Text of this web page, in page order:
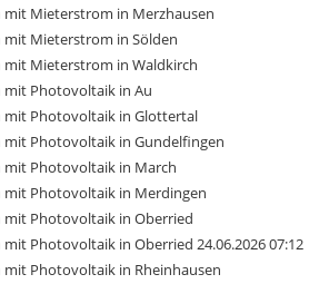
mit Mieterstrom in Merzhausen
mit Mieterstrom in Sölden
mit Mieterstrom in Waldkirch
mit Photovoltaik in Au
mit Photovoltaik in Glottertal
mit Photovoltaik in Gundelfingen
mit Photovoltaik in March
mit Photovoltaik in Merdingen
mit Photovoltaik in Oberried
Photovoltaik in Oberried 24.06.2026 07:12
mit Photovoltaik in Rheinhausen